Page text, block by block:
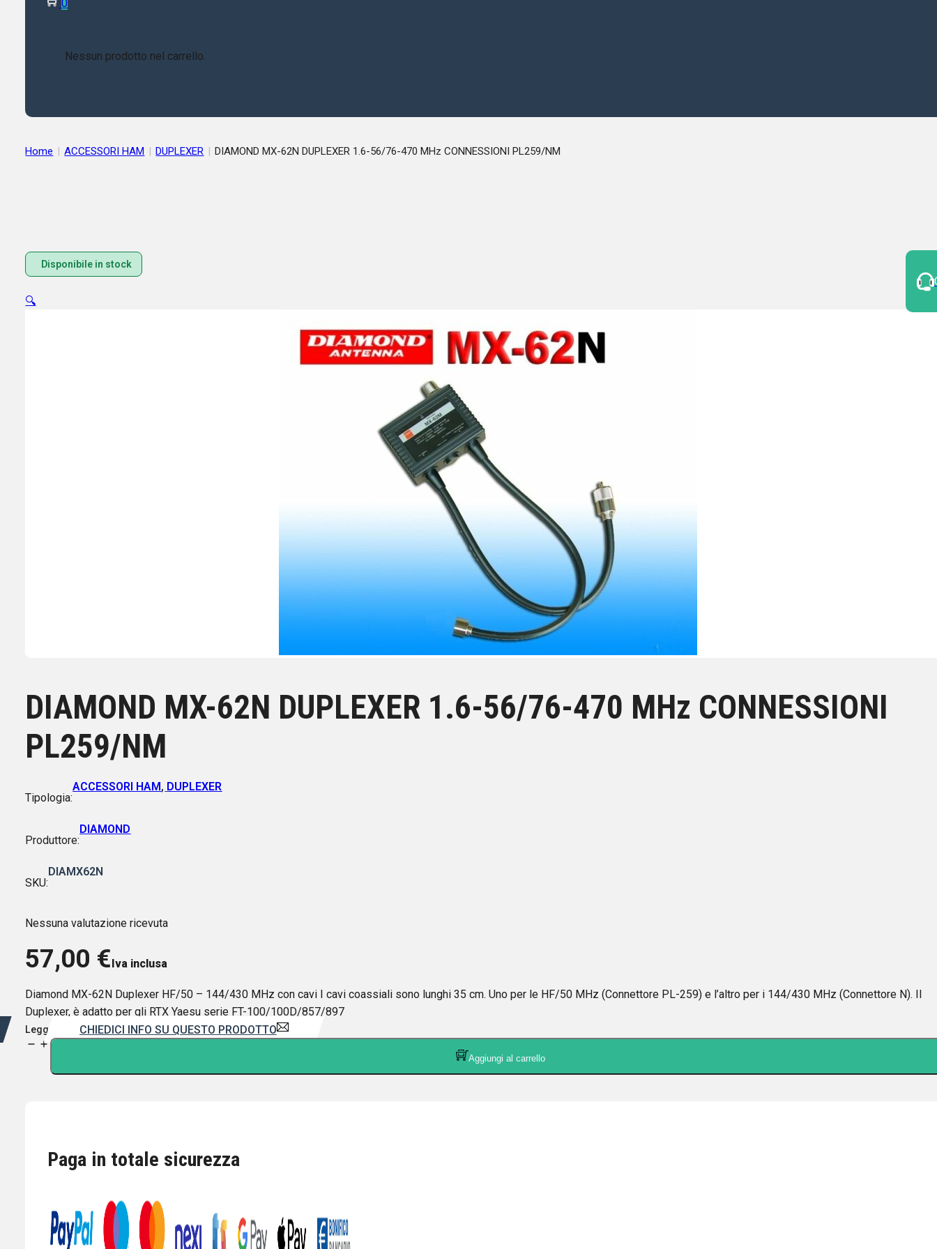
0
Nessun prodotto nel carrello.
Home | ACCESSORI HAM | DUPLEXER | DIAMOND MX-62N DUPLEXER 1.6-56/76-470 MHz CONNESSIONI PL259/NM
Disponibile in stock
🔍
DIAMOND MX-62N DUPLEXER 1.6-56/76-470 MHz CONNESSIONI
PL259/NM
Tipologia:
ACCESSORI HAM, DUPLEXER
Produttore:
DIAMOND
SKU:
DIAMX62N
Nessuna valutazione ricevuta
57,00 €Iva inclusa
Diamond MX-62N Duplexer HF/50 – 144/430 MHz con cavi I cavi coassiali sono lunghi 35 cm. Uno per le HF/50 MHz (Connettore PL-259) e l’altro per i 144/430 MHz (Connettore N). Il
Duplexer, è adatto per gli RTX Yaesu serie FT-100/100D/857/897
Leggi di più CHIEDICI INFO SU QUESTO PRODOTTO
DIAMOND
quantità
Aggiungi al carrello
Paga in totale sicurezza